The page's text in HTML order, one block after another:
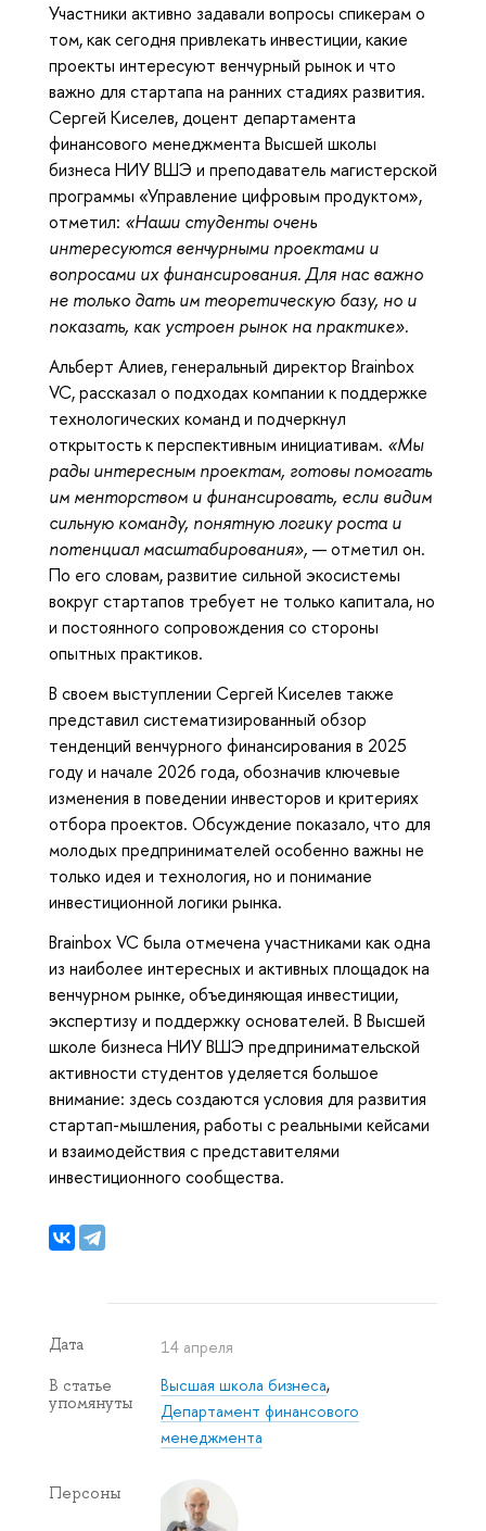
Участники активно задавали вопросы спикерам о
том, как сегодня привлекать инвестиции, какие
проекты интересуют венчурный рынок и что
важно для стартапа на ранних стадиях развития.
Сергей Киселев, доцент департамента
финансового менеджмента Высшей школы
бизнеса НИУ ВШЭ и преподаватель магистерской
программы «Управление цифровым продуктом»,
отметил: «Наши студенты очень
интересуются венчурными проектами и
вопросами их финансирования. Для нас важно
не только дать им теоретическую базу, но и
показать, как устроен рынок на практике».
Альберт Алиев, генеральный директор Brainbox
VC, рассказал о подходах компании к поддержке
технологических команд и подчеркнул
открытость к перспективным инициативам. «Мы
рады интересным проектам, готовы помогать
им менторством и финансировать, если видим
сильную команду, понятную логику роста и
потенциал масштабирования», — отметил он.
По его словам, развитие сильной экосистемы
вокруг стартапов требует не только капитала, но
и постоянного сопровождения со стороны
опытных практиков.
В своем выступлении Сергей Киселев также
представил систематизированный обзор
тенденций венчурного финансирования в 2025
году и начале 2026 года, обозначив ключевые
изменения в поведении инвесторов и критериях
отбора проектов. Обсуждение показало, что для
молодых предпринимателей особенно важны не
только идея и технология, но и понимание
инвестиционной логики рынка.
Brainbox VC была отмечена участниками как одна
из наиболее интересных и активных площадок на
венчурном рынке, объединяющая инвестиции,
экспертизу и поддержку основателей. В Высшей
школе бизнеса НИУ ВШЭ предпринимательской
активности студентов уделяется большое
внимание: здесь создаются условия для развития
стартап-мышления, работы с реальными кейсами
и взаимодействия с представителями
инвестиционного сообщества.
Дата 14 апреля
В статье
упомянуты
Высшая школа бизнеса,
Департамент финансового
менеджмента
Персоны